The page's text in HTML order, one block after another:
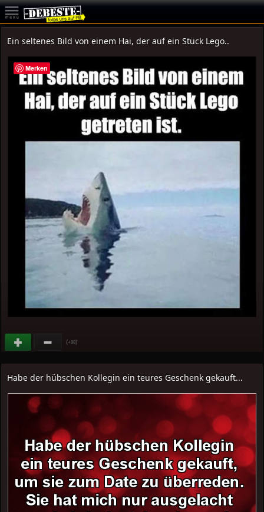
Ein seltenes Bild von einem Hai, der auf ein Stück Lego..
(+98)
Habe der hübschen Kollegin ein teures Geschenk gekauft...
Merken